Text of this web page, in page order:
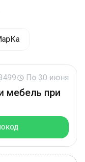
По 30 июня
мебель при